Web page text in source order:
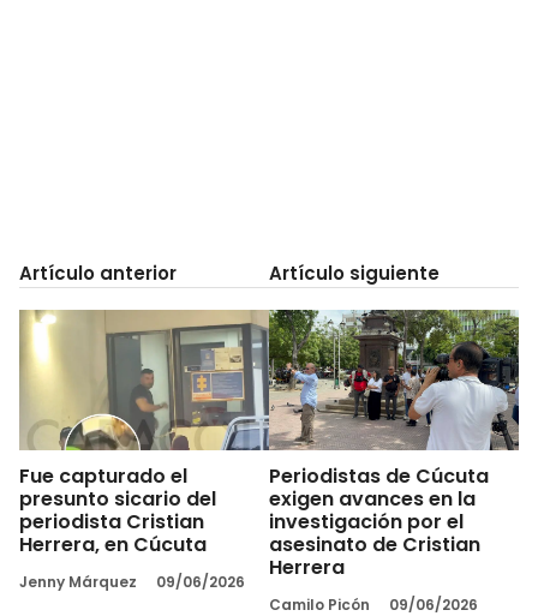
Artículo anterior
Fue capturado el
presunto sicario del
periodista Cristian
Herrera, en Cúcuta
Jenny Márquez 09/06/2026
Artículo siguiente
Periodistas de Cúcuta
exigen avances en la
investigación por el
asesinato de Cristian
Herrera
Camilo Picón 09/06/2026